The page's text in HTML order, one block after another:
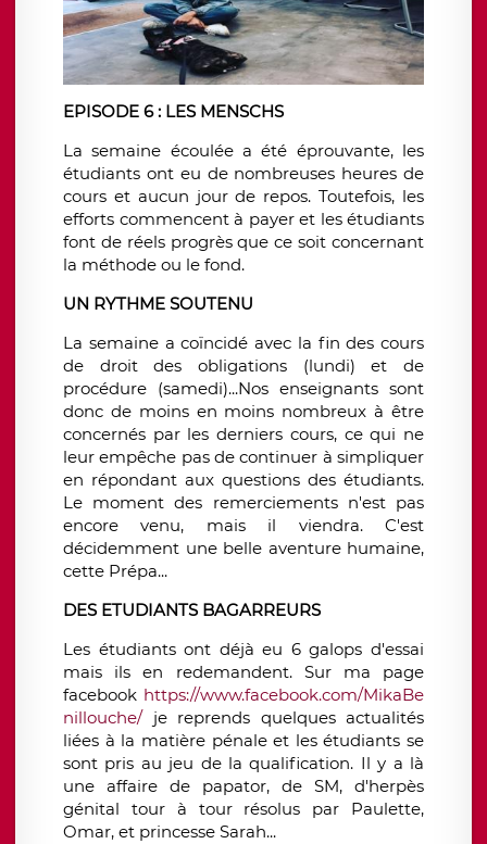
EPISODE 6 : LES MENSCHS
​La semaine écoulée a été éprouvante, les
étudiants ont eu de nombreuses heures de
cours et aucun jour de repos. Toutefois, les
efforts commencent à payer et les étudiants
font de réels progrès que ce soit concernant
la méthode ou le fond.
​UN RYTHME SOUTENU
La semaine a coïncidé avec la fin des cours
de droit des obligations (lundi) et de
procédure (samedi)...Nos enseignants sont
donc de moins en moins nombreux à être
concernés par les derniers cours, ce qui ne
leur empêche pas de continuer à simpliquer
en répondant aux questions des étudiants.
Le moment des remerciements n'est pas
encore venu, mais il viendra. C'est
décidemment une belle aventure humaine,
cette Prépa...
DES ETUDIANTS BAGARREURS
Les étudiants ont déjà eu 6 galops d'essai
mais ils en redemandent. Sur ma page
facebook https://www.facebook.com/MikaBe
nillouche/ je reprends quelques actualités
liées à la matière pénale et les étudiants se
sont pris au jeu de la qualification. Il y a là
une affaire de papator, de SM, d'herpès
génital tour à tour résolus par Paulette,
Omar, et princesse Sarah...